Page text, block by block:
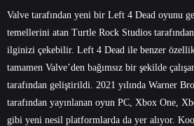
Valve tarafından yeni bir Left 4 Dead oyunu
temellerini atan Turtle Rock Studios
ilginizi çekebilir. Left 4 Dead ile benzer
tamamen Valve’den bağımsız bir şekilde
tarafından geliştirildi. 2021 yılında Warner
tarafından yayınlanan oyun PC, Xbox One,
gibi yeni nesil platformlarda da yer alıyor.